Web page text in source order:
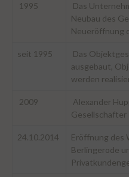
1995
Das
Neubau des
Neueröffnung
seit 1995
Das
ausgebaut,
werden
2009
Alexander
Gesellschafter
24.10.2014
Eröffnung des
Berlingerode